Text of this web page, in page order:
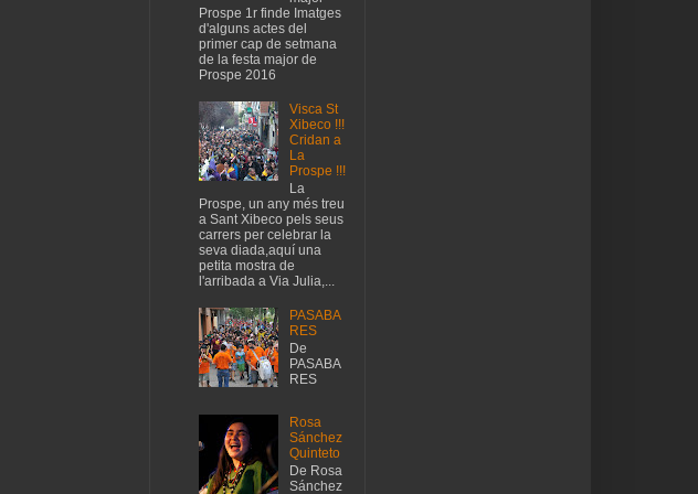
Prospe 1r finde Imatges
d'alguns actes del
primer cap de setmana
de la festa major de
Prospe 2016
Visca St
Xibeco !!!
Cridan a
La
Prospe !!!
La
Prospe, un any més treu
a Sant Xibeco pels seus
carrers per celebrar la
seva diada,aquí una
petita mostra de
l'arribada a Via Julia,...
PASABA
RES
De
PASABA
RES
Rosa
Sánchez
Quinteto
De Rosa
Sánchez